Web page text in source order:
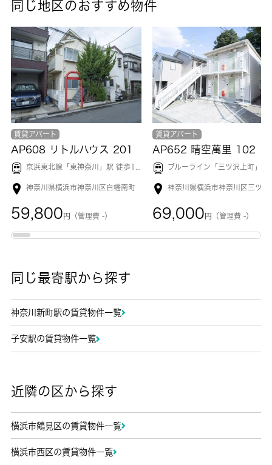
同じ地区のおすすめ物件
賃貸アパート
AP608 リトルハウス 201
京浜東北線「 東神奈川 」駅 徒歩15分
神奈川県横浜市神奈川区白幡南町
59,800 円 （管理費 -）
賃貸アパート
AP652 晴空萬里 102
ブルーライン「 三ツ沢上町 」駅 徒歩10分
69,000 円 （管理費 -）
同じ最寄駅から探す
神奈川新町駅の賃貸物件一覧
子安駅の賃貸物件一覧
近隣の区から探す
横浜市鶴見区の賃貸物件一覧
横浜市西区の賃貸物件一覧